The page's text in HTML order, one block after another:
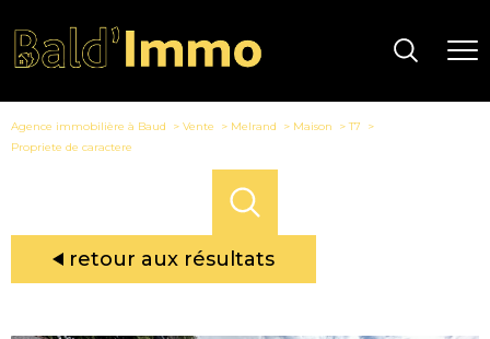
Agence immobilière à Baud Vente Melrand Maison
T7
Propriete de caractere
retour aux résultats